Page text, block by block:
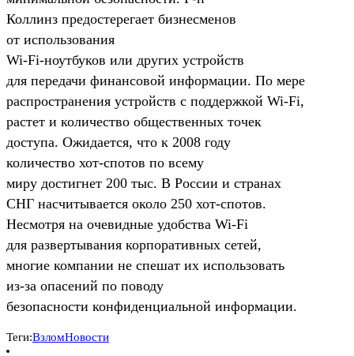
Коллинз предостерегает бизнесменов
от использования
Wi-Fi-ноутбуков или других устройств
для передачи финансовой информации. По мере
распространения устройств с поддержкой Wi-Fi,
растет и количество общественных точек
доступа. Ожидается, что к 2008 году
количество хот-спотов по всему
миру достигнет 200 тыс. В России и странах
СНГ насчитывается около 250 хот-спотов.
Несмотря на очевидные удобства Wi-Fi
для развертывания корпоративных сетей,
многие компании не спешат их использовать
из-за опасений по поводу
безопасности конфиденциальной информации.
Теги:ВзломНовости